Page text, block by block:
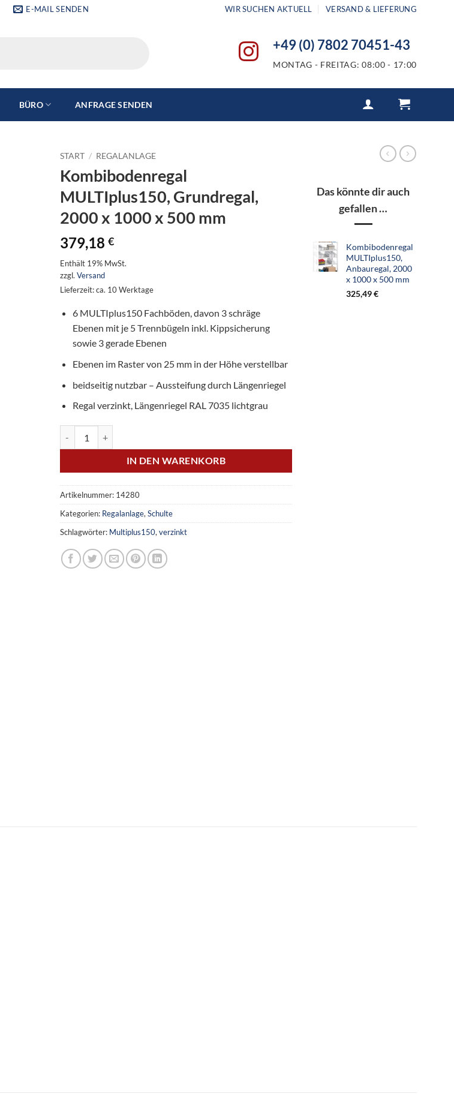
E-MAIL SENDEN WIR SUCHEN AKTUELL VERSAND & LIEFERUNG
+49 (0) 7802 70451-43
MONTAG - FREITAG: 08:00 - 17:00
BÜRO ANFRAGE SENDEN
START / REGALANLAGE
Kombibodenregal
MULTIplus150, Grundregal,
2000 x 1000 x 500 mm
379,18 €
Enthält 19% MwSt.
zzgl. Versand
Lieferzeit: ca. 10 Werktage
6 MULTIplus150 Fachböden, davon 3 schräge
Ebenen mit je 5 Trennbügeln inkl. Kippsicherung
sowie 3 gerade Ebenen
Ebenen im Raster von 25 mm in der Höhe verstellbar
beidseitig nutzbar – Aussteifung durch Längenriegel
Regal verzinkt, Längenriegel RAL 7035 lichtgrau
IN DEN WARENKORB
Artikelnummer: 14280
Kategorien: Regalanlage, Schulte
Schlagwörter: Multiplus150, verzinkt
Das könnte dir auch
gefallen …
Kombibodenregal
MULTIplus150,
Anbauregal, 2000
x 1000 x 500 mm
325,49€